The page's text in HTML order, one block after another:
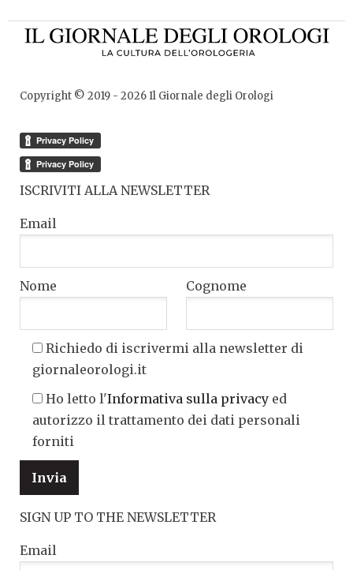
Copyright © 2019 - 2026Il Giornale degli Orologi
ISCRIVITI ALLA NEWSLETTER
Email
Nome Cognome
Richiedo di iscrivermi alla newsletter di
giornaleorologi.it
Ho letto l'Informativa sulla privacy ed
autorizzo il trattamento dei dati personali
forniti
SIGN UP TO THE NEWSLETTER
Email